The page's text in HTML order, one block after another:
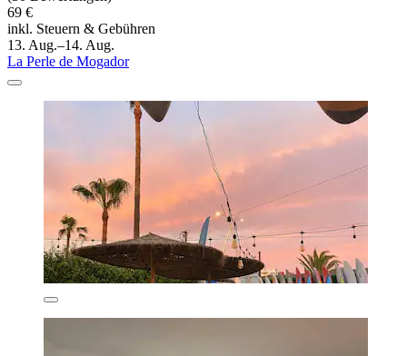
69 €
inkl. Steuern & Gebühren
13. Aug.–14. Aug.
La Perle de Mogador